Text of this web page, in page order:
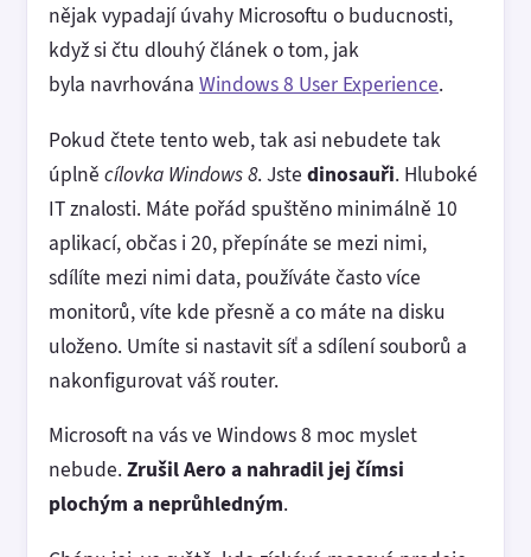
nějak vypadají úvahy Microsoftu o buducnosti,
když si čtu dlouhý článek o tom, jak
byla navrhována Windows 8 User Experience.
Pokud čtete tento web, tak asi nebudete tak
úplně cílovka Windows 8. Jste dinosauři. Hluboké
IT znalosti. Máte pořád spuštěno minimálně 10
aplikací, občas i 20, přepínáte se mezi nimi,
sdílíte mezi nimi data, používáte často více
monitorů, víte kde přesně a co máte na disku
uloženo. Umíte si nastavit síť a sdílení souborů a
nakonfigurovat váš router.
Microsoft na vás ve Windows 8 moc myslet
nebude.Zrušil Aero a nahradil jej čímsi
plochým a neprůhledným.